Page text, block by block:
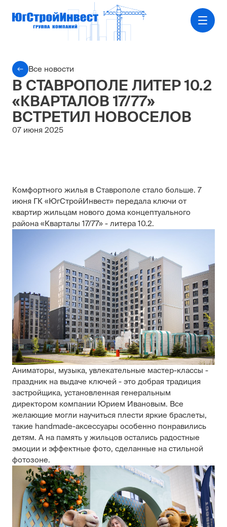
Все новости
В СТАВРОПОЛЕ ЛИТЕР 10.2
«КВАРТАЛОВ 17/77»
ВСТРЕТИЛ НОВОСЕЛОВ
07 июня 2025
Комфортного жилья в Ставрополе стало больше. 7
июня ГК «ЮгСтройИнвест» передала ключи от
квартир жильцам нового дома концептуального
района «Кварталы 17/77» - литера 10.2.
Аниматоры, музыка, увлекательные мастер-классы -
праздник на выдаче ключей - это добрая традиция
застройщика, установленная генеральным
директором компании Юрием Ивановым. Все
желающие могли научиться плести яркие браслеты,
такие handmade-аксессуары особенно понравились
детям. А на память у жильцов остались радостные
эмоции и эффектные фото, сделанные на стильной
фотозоне.